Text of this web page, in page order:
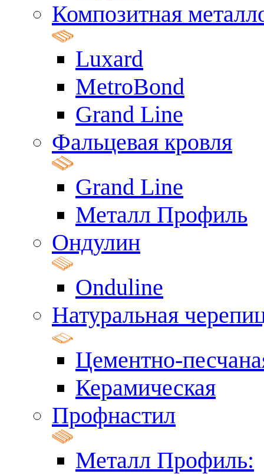
Композитная
Luxard
MetroBond
Grand Line
Фальцевая кровля
Grand Line
Металл Профиль
Ондулин
Onduline
Натуральная
Цементно-
Керамическая
Профнастил
Металл Профиль: